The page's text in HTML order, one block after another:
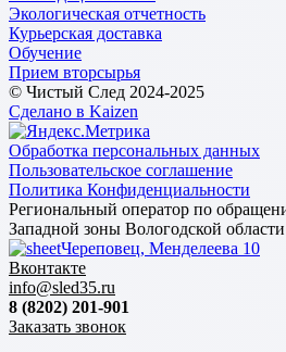
Экологическая отчетность
Курьерская доставка
Обучение
Прием вторсырья
© Чистый След 2024-2025
Сделано в Kaizen
Обработка персональных данных
Пользовательское соглашение
Политика Конфиденциальности
Региональный оператор по
Западной зоны Вологодской области
Череповец, Менделеева 10
Вконтакте
info@sled35.ru
8 (8202) 201-901
Заказать звонок